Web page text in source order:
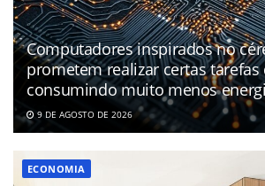
Computadores inspirados no
prometem realizar certas tarefas
consumindo muito menos
9 DE AGOSTO DE 2026
ECONOMIA